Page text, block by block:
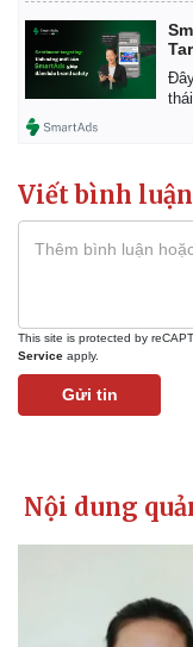
Vụ án
Tin nóng
Tư vấn luật
Viết bình luận
This site is protected by
Service apply.
Gửi tin